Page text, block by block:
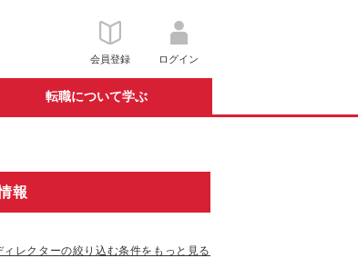
会員登録 ログイン
転職について学ぶ
報
レクターの絞り込む条件をもっと見る